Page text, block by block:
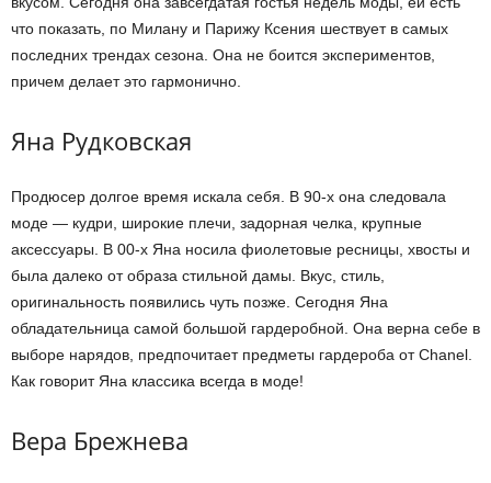
что показать, по Милану и Парижу Ксения шествует в самых
последних трендах сезона. Она не боится экспериментов,
причем делает это гармонично.
Яна Рудковская
Продюсер долгое время искала себя. В 90-х она следовала
моде — кудри, широкие плечи, задорная челка, крупные
аксессуары. В 00-х Яна носила фиолетовые ресницы, хвосты и
была далеко от образа стильной дамы. Вкус, стиль,
оригинальность появились чуть позже. Сегодня Яна
обладательница самой большой гардеробной. Она верна себе в
выборе нарядов, предпочитает предметы гардероба от Chanel.
Как говорит Яна классика всегда в моде!
Вера Брежнева